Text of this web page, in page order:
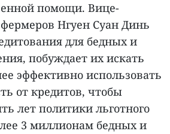
помощи. Вице-
Нгуен Суан Динь
для бедных и
побуждает их искать
эффективно использовать
от кредитов, чтобы
лет политики льготного
3 миллионам бедных и